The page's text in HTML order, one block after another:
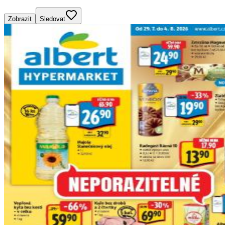
Zobrazit Sledovat